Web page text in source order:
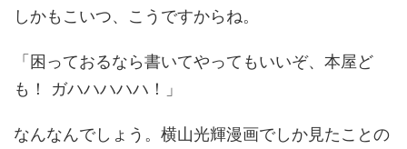
しかもこいつ、こうですからね。
「困っておるなら書いてやってもいいぞ、本屋ど
も！ ガハハハハハ！」
なんなんでしょう。横山光輝漫画でしか見たことの